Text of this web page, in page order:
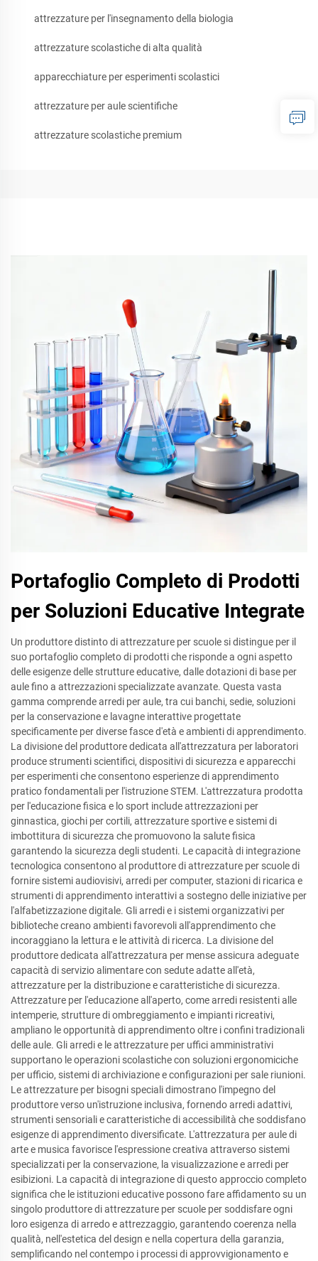
attrezzature per l'insegnamento della biologia
attrezzature scolastiche di alta qualità
apparecchiature per esperimenti scolastici
attrezzature per aule scientifiche
attrezzature scolastiche premium
Portafoglio Completo di Prodotti
per Soluzioni Educative Integrate
Un produttore distinto di attrezzature per scuole si distingue per il
suo portafoglio completo di prodotti che risponde a ogni aspetto
delle esigenze delle strutture educative, dalle dotazioni di base per
aule fino a attrezzazioni specializzate avanzate. Questa vasta
gamma comprende arredi per aule, tra cui banchi, sedie, soluzioni
per la conservazione e lavagne interattive progettate
specificamente per diverse fasce d'età e ambienti di apprendimento.
La divisione del produttore dedicata all'attrezzatura per laboratori
produce strumenti scientifici, dispositivi di sicurezza e apparecchi
per esperimenti che consentono esperienze di apprendimento
pratico fondamentali per l'istruzione STEM. L'attrezzatura prodotta
per l'educazione fisica e lo sport include attrezzazioni per
ginnastica, giochi per cortili, attrezzature sportive e sistemi di
imbottitura di sicurezza che promuovono la salute fisica
garantendo la sicurezza degli studenti. Le capacità di integrazione
tecnologica consentono al produttore di attrezzature per scuole di
fornire sistemi audiovisivi, arredi per computer, stazioni di ricarica e
strumenti di apprendimento interattivi a sostegno delle iniziative per
l'alfabetizzazione digitale. Gli arredi e i sistemi organizzativi per
biblioteche creano ambienti favorevoli all'apprendimento che
incoraggiano la lettura e le attività di ricerca. La divisione del
produttore dedicata all'attrezzatura per mense assicura adeguate
capacità di servizio alimentare con sedute adatte all'età,
attrezzature per la distribuzione e caratteristiche di sicurezza.
Attrezzature per l'educazione all'aperto, come arredi resistenti alle
intemperie, strutture di ombreggiamento e impianti ricreativi,
ampliano le opportunità di apprendimento oltre i confini tradizionali
delle aule. Gli arredi e le attrezzature per uffici amministrativi
supportano le operazioni scolastiche con soluzioni ergonomiciche
per ufficio, sistemi di archiviazione e configurazioni per sale riunioni.
Le attrezzature per bisogni speciali dimostrano l'impegno del
produttore verso un'istruzione inclusiva, fornendo arredi adattivi,
strumenti sensoriali e caratteristiche di accessibilità che soddisfano
esigenze di apprendimento diversificate. L'attrezzatura per aule di
arte e musica favorisce l'espressione creativa attraverso sistemi
specializzati per la conservazione, la visualizzazione e arredi per
esibizioni. La capacità di integrazione di questo approccio completo
significa che le istituzioni educative possono fare affidamento su un
singolo produttore di attrezzature per scuole per soddisfare ogni
loro esigenza di arredo e attrezzaggio, garantendo coerenza nella
qualità, nell'estetica del design e nella copertura della garanzia,
semplificando nel contempo i processi di approvvigionamento e